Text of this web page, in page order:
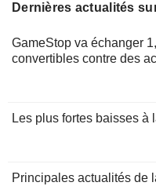
Dernières actualités
GameStop va échanger
convertibles contre des
Les plus fortes baisses à
Principales actualités de